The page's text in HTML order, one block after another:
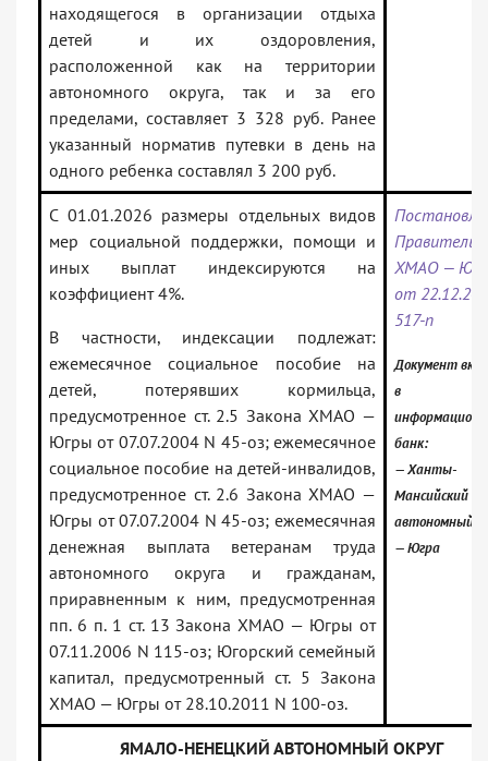
находящегося в организации отдыха
детей и их оздоровления,
расположенной как на территории
автономного округа, так и за его
пределами, составляет 3 328 руб. Ранее
указанный норматив путевки в день на
одного ребенка составлял 3 200 руб.
С 01.01.2026 размеры отдельных видов
мер социальной поддержки, помощи и
иных выплат индексируются на
коэффициент 4%.
В частности, индексации подлежат:
ежемесячное социальное пособие на
детей, потерявших кормильца,
предусмотренное ст. 2.5 Закона ХМАО —
Югры от 07.07.2004 N 45-оз; ежемесячное
социальное пособие на детей-инвалидов,
предусмотренное ст. 2.6 Закона ХМАО —
Югры от 07.07.2004 N 45-оз; ежемесячная
денежная выплата ветеранам труда
автономного округа и гражданам,
приравненным к ним, предусмотренная
пп. 6 п. 1 ст. 13 Закона ХМАО — Югры от
07.11.2006 N 115-оз; Югорский семейный
капитал, предусмотренный ст. 5 Закона
ХМАО — Югры от 28.10.2011 N 100-оз.
ХМАО —
от
517-п
Документ
в
банк:
— Ханты-
Мансийский
автономный
— Югра
ЯМАЛО-НЕНЕЦКИЙ АВТОНОМНЫЙ ОКРУГ